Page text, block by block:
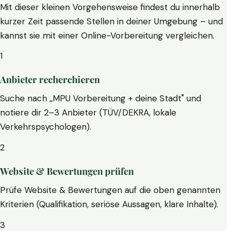
Mit dieser kleinen Vorgehensweise findest du innerhalb
kurzer Zeit passende Stellen in deiner Umgebung – und
kannst sie mit einer Online-Vorbereitung vergleichen.
1
Anbieter recherchieren
Suche nach „MPU Vorbereitung + deine Stadt" und
notiere dir 2–3 Anbieter (TÜV/DEKRA, lokale
Verkehrspsychologen).
2
Website & Bewertungen prüfen
Prüfe Website & Bewertungen auf die oben genannten
Kriterien (Qualifikation, seriöse Aussagen, klare Inhalte).
3